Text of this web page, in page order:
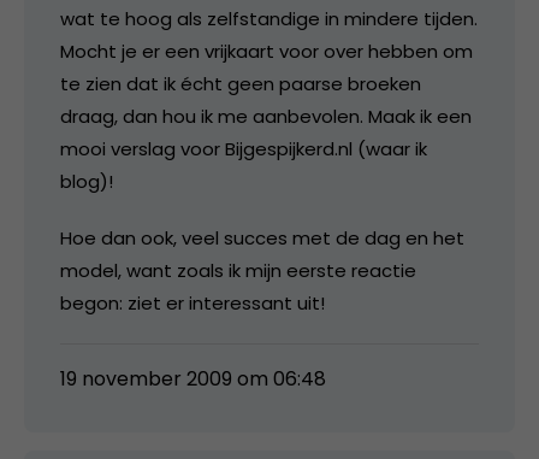
wat te hoog als zelfstandige in mindere tijden.
Mocht je er een vrijkaart voor over hebben om
te zien dat ik écht geen paarse broeken
draag, dan hou ik me aanbevolen. Maak ik een
mooi verslag voor Bijgespijkerd.nl (waar ik
blog)!
Hoe dan ook, veel succes met de dag en het
model, want zoals ik mijn eerste reactie
begon: ziet er interessant uit!
19 november 2009 om 06:48